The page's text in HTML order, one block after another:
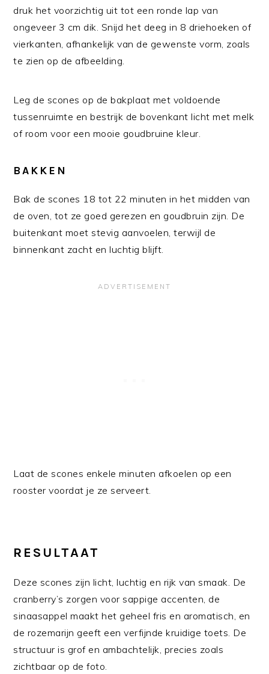
druk het voorzichtig uit tot een ronde lap van
ongeveer 3 cm dik. Snijd het deeg in 8 driehoeken of
vierkanten, afhankelijk van de gewenste vorm, zoals
te zien op de afbeelding.
Leg de scones op de bakplaat met voldoende
tussenruimte en bestrijk de bovenkant licht met melk
of room voor een mooie goudbruine kleur.
BAKKEN
Bak de scones 18 tot 22 minuten in het midden van
de oven, tot ze goed gerezen en goudbruin zijn. De
buitenkant moet stevig aanvoelen, terwijl de
binnenkant zacht en luchtig blijft.
Laat de scones enkele minuten afkoelen op een
rooster voordat je ze serveert.
RESULTAAT
Deze scones zijn licht, luchtig en rijk van smaak. De
cranberry’s zorgen voor sappige accenten, de
sinaasappel maakt het geheel fris en aromatisch, en
de rozemarijn geeft een verfijnde kruidige toets. De
structuur is grof en ambachtelijk, precies zoals
zichtbaar op de foto.